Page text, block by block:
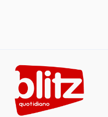
content